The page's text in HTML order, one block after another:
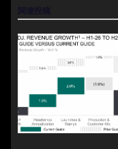
ゲ
ー
シ
ョ
ン